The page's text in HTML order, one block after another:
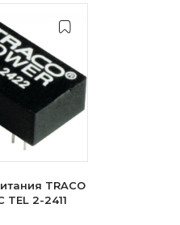
TRACO
TEL 2-2411